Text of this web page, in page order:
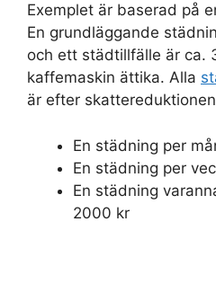
Exemplet är baserad på
En grundläggande
och ett städtillfälle är ca.
kaffemaskin ättika. Alla
är efter
En städning per
En städning per
En städning
2000 kr